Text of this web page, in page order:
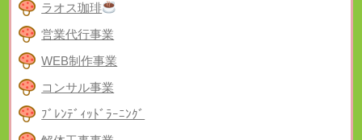
ラオス珈琲
営業代行事業
WEB制作事業
コンサル事業
ﾌﾞﾚﾝﾃﾞｨｯﾄﾞﾗｰﾆﾝｸﾞ